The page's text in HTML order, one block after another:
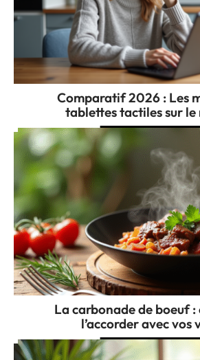
Comparatif 2026 : Les
tablettes tactiles sur le
La carbonade de boeuf
l’accorder avec vos